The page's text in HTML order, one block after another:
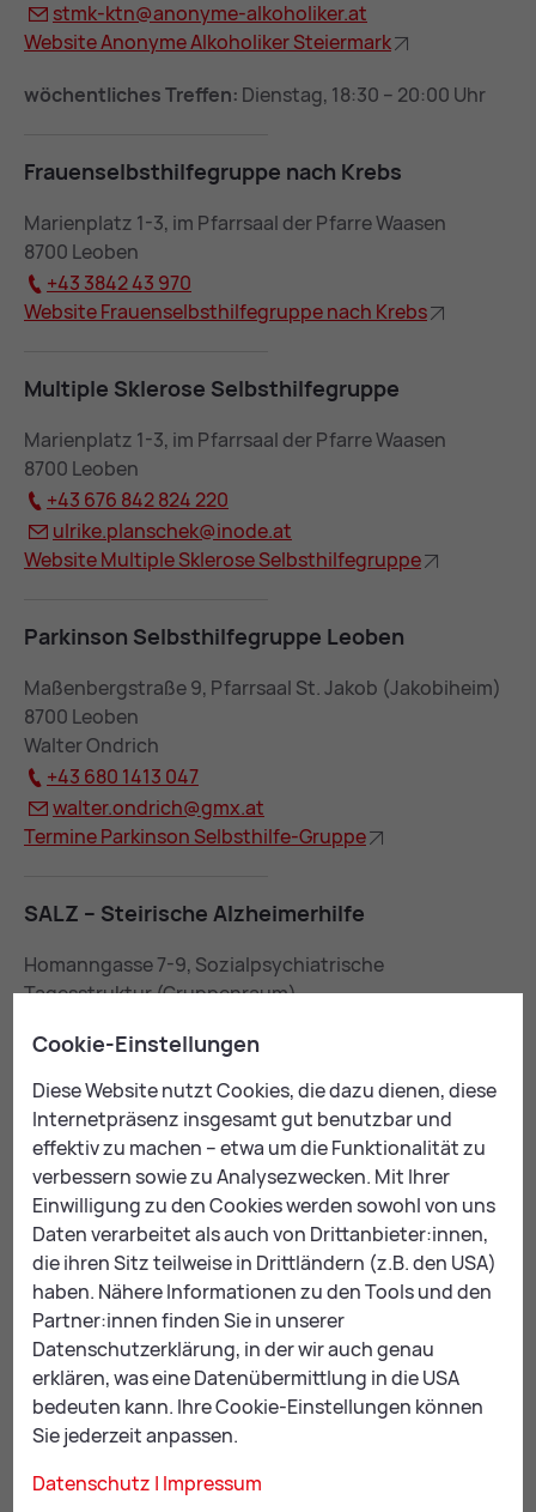
stmk-ktn@an­ony­me-al­ko­ho­li­ker.at
Web­site An­ony­me Al­ko­ho­li­ker Stei­er­mark
wöchentliches Treffen: Dienstag, 18:30 – 20:00 Uhr
Frau­en­selbst­hil­fe­grup­pe nach Krebs
Marienplatz 1-3, im Pfarrsaal der Pfarre Waasen
8700 Leoben
+43 3842 43 970
Web­site Frau­en­selbst­hil­fe­grup­pe nach Krebs
Mul­ti­ple Skle­ro­se Selbst­hil­fe­grup­pe
Marienplatz 1-3, im Pfarrsaal der Pfarre Waasen
8700 Leoben
+43 676 842 824 220
ul­ri­ke.plan­schek@in­ode.at
Web­site Mul­ti­ple Skle­ro­se Selbst­hil­fe­grup­pe
Par­kin­son Selbst­hil­fe­grup­pe Leo­ben
Maßenbergstraße 9, Pfarrsaal St. Jakob (Jakobiheim)
8700 Leoben
Walter Ondrich
+43 680 1413 047
wal­ter.ond­rich@gmx.at
Ter­mi­ne Par­kin­son Selbst­hil­fe-Grup­pe
SALZ – Stei­ri­sche Alz­hei­mer­hil­fe
Homanngasse 7-9, Sozialpsychiatrische
Tagesstruktur (Gruppenraum)
Dr. Christine Papak
+43 676 452 04 00
of­fice@stei­ri­sche-alz­hei­mer­hil­fe.at
Gesprächsrunde für Angehörige in Leoben: Jeden 3.
Montag im Monat, 17:00 – 19:00 Uhr (ausgenommen
Feiertage)
Ver­ein Ach­ter­bahn
Homanngasse 7-9, Sozialpsychiatrische
Tagesstruktur (Rettet das Kind)
8700 Leoben
+43 676 407 97 46
of­fice@
ach­ter­bahn.st
Web­site Ver­ein Ach­ter­bahn
Cookie-Einstellungen
Diese Website nutzt Cookies, die dazu dienen, diese
Internetpräsenz insgesamt gut benutzbar und
effektiv zu machen – etwa um die Funktionalität zu
verbessern sowie zu Analysezwecken. Mit Ihrer
Einwilligung zu den Cookies werden sowohl von uns
Daten verarbeitet als auch von Drittanbieter:innen,
die ihren Sitz teilweise in Drittländern (z.B. den USA)
haben. Nähere Informationen zu den Tools und den
Partner:innen finden Sie in unserer
Datenschutzerklärung, in der wir auch genau
erklären, was eine Datenübermittlung in die USA
bedeuten kann. Ihre Cookie-Einstellungen können
Sie jederzeit anpassen.
Datenschutz | Impressum